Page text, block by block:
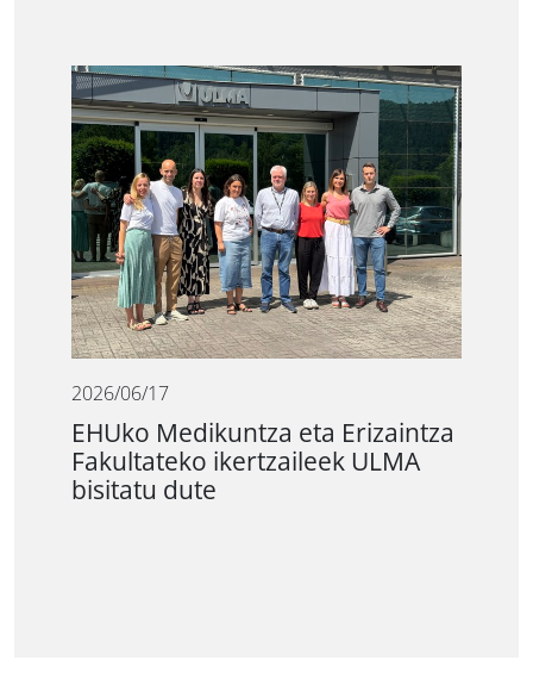
2026/06/17
EHUko Medikuntza eta Erizaintza
Fakultateko ikertzaileek ULMA
bisitatu dute